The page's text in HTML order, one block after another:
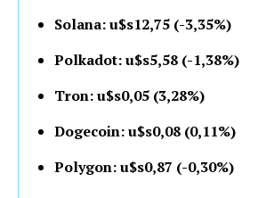
Solana: u$s12,75 (-3,35%)
Polkadot: u$s5,58 (-1,38%)
Tron: u$s0,05 (3,28%)
Dogecoin: u$s0,08 (0,11%)
Polygon: u$s0,87 (-0,30%)